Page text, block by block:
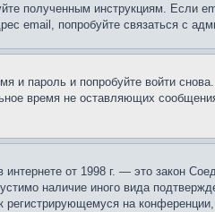
полученным инструкциям. Если
email, попробуйте связаться с
и пароль и попробуйте войти
время не оставляющих
от 1998 г. — это закон
наличие иного вида
на